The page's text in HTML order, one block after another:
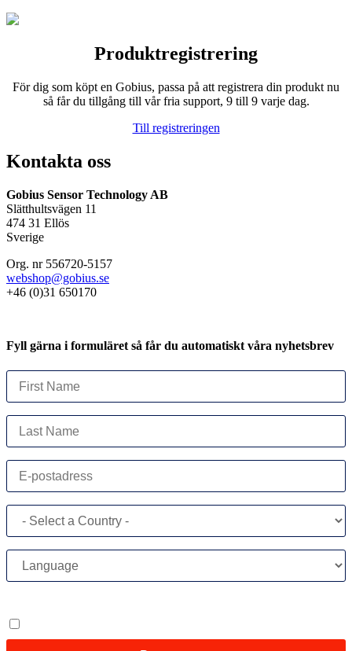
Produktregistrering
För dig som köpt en Gobius, passa på att registrera din produkt nu
så får du tillgång till vår fria support, 9 till 9 varje dag.
Till registreringen
Kontakta oss
Gobius Sensor Technology AB
Slätthultsvägen 11
474 31 Ellös
Sverige
Org. nr 556720-5157
webshop@gobius.se
+46 (0)31 650170
Fyll gärna i formuläret så får du automatiskt våra nyhetsbrev